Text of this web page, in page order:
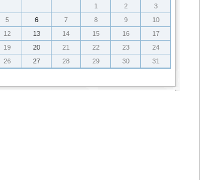
1 2
3
5 6 7 8 9
10
12 13 14 15 16
17
19 20 21 22 23
24
26 27 28 29 30 31